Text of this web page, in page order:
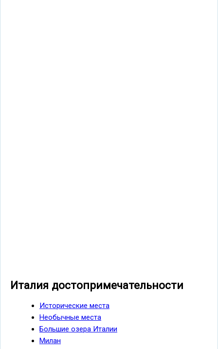
Италия достопримечательности
Исторические места
Необычные места
Большие озера Италии
Милан